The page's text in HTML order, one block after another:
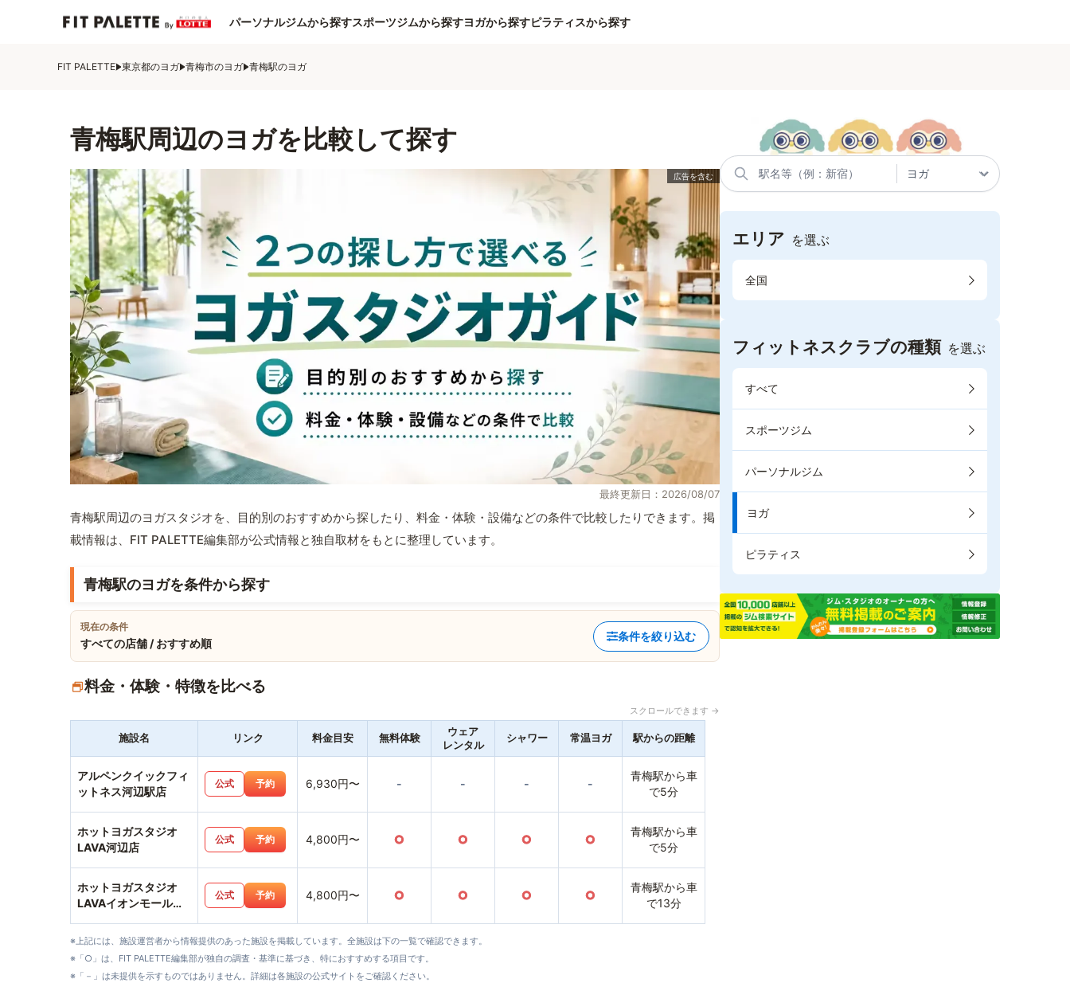
パーソナルジムから探すスポーツジムから探すヨガから探すピラティスから探す
FIT PALETTE 東京都のヨガ 青梅市のヨガ 青梅駅のヨガ
青梅駅周辺のヨガを比較して探す
最終更新日：2026/08/07
青梅駅周辺のヨガスタジオを、目的別のおすすめから探したり、料金・体験・設備などの条件で比較したりできます。掲
載情報は、FIT PALETTE編集部が公式情報と独自取材をもとに整理しています。
青梅駅のヨガを条件から探す
現在の条件
すべての店舗 / おすすめ順
条件を絞り込む
料金・体験・特徴を比べる
スクロールできます →
施設名 リンク 料金目安 無料体験
ウェア
レンタル
シャワー 常温ヨガ 駅からの距離
アルペンクイックフィ
ットネス河辺駅店
公式 予約 6,930円〜 - - - -
青梅駅から車
で5分
ホットヨガスタジオ
LAVA河辺店
公式 予約 4,800円〜 ○ ○ ○ ○
青梅駅から車
で5分
ホットヨガスタジオ
LAVAイオンモール日
公式 予約 4,800円〜 ○ ○ ○ ○
青梅駅から車
で13分
※上記には、施設運営者から情報提供のあった施設を掲載しています。全施設は下の一覧で確認できます。
※「○」は、FIT PALETTE編集部が独自の調査・基準に基づき、特におすすめする項目です。
※「－」は未提供を示すものではありません。詳細は各施設の公式サイトをご確認ください。
エリア を選ぶ
全国
フィットネスクラブの種類 を選ぶ
すべて
スポーツジム
パーソナルジム
ヨガ
ピラティス